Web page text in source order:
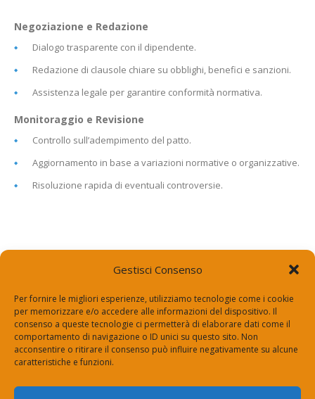
Gestisci Consenso
Per fornire le migliori esperienze, utilizziamo tecnologie come i cookie
per memorizzare e/o accedere alle informazioni del dispositivo. Il
consenso a queste tecnologie ci permetterà di elaborare dati come il
comportamento di navigazione o ID unici su questo sito. Non
acconsentire o ritirare il consenso può influire negativamente su alcune
caratteristiche e funzioni.
Negoziazione e Redazione
Dialogo trasparente con il dipendente.
Redazione di clausole chiare su obblighi, benefici e sanzioni.
Assistenza legale per garantire conformità normativa.
Monitoraggio e Revisione
Controllo sull’adempimento del patto.
Aggiornamento in base a variazioni normative o organizzative.
Risoluzione rapida di eventuali controversie.
Via Roma 14, 24050 Zanica (Bg)
segreteria@espertorisponde.top
+39 334 700 2004